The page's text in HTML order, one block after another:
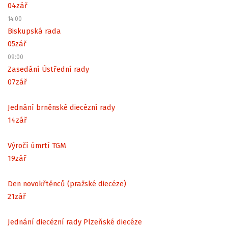
04zář
14:00
Biskupská rada
05zář
09:00
Zasedání Ústřední rady
07zář
Jednání brněnské diecézní rady
14zář
Výročí úmrtí TGM
19zář
Den novokřtěnců (pražské diecéze)
21zář
Jednání diecézní rady Plzeňské diecéze